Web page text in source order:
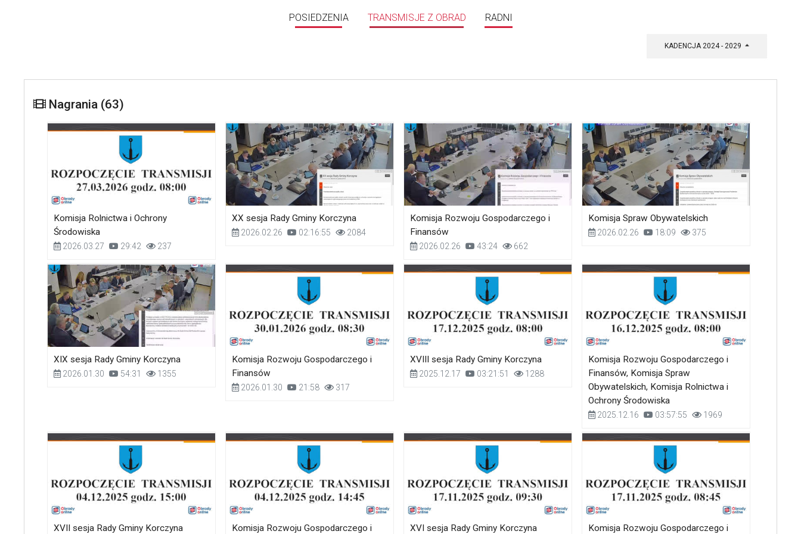
POSIEDZENIA TRANSMISJE Z OBRAD RADNI
KADENCJA 2024 - 2029
Nagrania (63)
Komisja Rolnictwa i Ochrony
Środowiska
2026.03.27 29:42 237
XX sesja Rady Gminy Korczyna
2026.02.26 02:16:55 2084
Komisja Rozwoju Gospodarczego i
Finansów
2026.02.26 43:24 662
Komisja Spraw Obywatelskich
2026.02.26 18:09 375
XIX sesja Rady Gminy Korczyna
2026.01.30 54:31 1355
Komisja Rozwoju Gospodarczego i
Finansów
2026.01.30 21:58 317
XVIII sesja Rady Gminy Korczyna
2025.12.17 03:21:51 1288
Komisja Rozwoju Gospodarczego i
Finansów, Komisja Spraw
Obywatelskich, Komisja Rolnictwa i
Ochrony Środowiska
2025.12.16 03:57:55 1969
XVII sesja Rady Gminy Korczyna Komisja Rozwoju Gospodarczego i XVI sesja Rady Gminy Korczyna Komisja Rozwoju Gospodarczego i